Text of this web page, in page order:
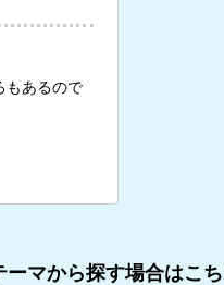
もあるので
ーマから探す場合はこち